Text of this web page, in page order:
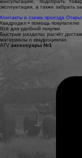
консультацию, подобрать
эксплуатации, а также забрать
Контакты и схема проезда
Квадродел • помощь покупателю
Всё для удобной покупки
Быстрые разделы: расчёт
материалы о квадроциклах.
ATV аксессуары №1